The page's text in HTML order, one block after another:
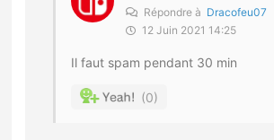
Répondre à Dracofeu07
12 Juin 2021 14:25
Il faut spam pendant 30 min
0